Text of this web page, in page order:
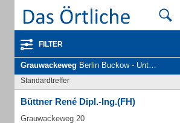
FILTER
Grauwackeweg Berlin Buckow - Unternehmen und Personen
Standardtreffer
Büttner René Dipl.-Ing.(FH)
Grauwackeweg 20